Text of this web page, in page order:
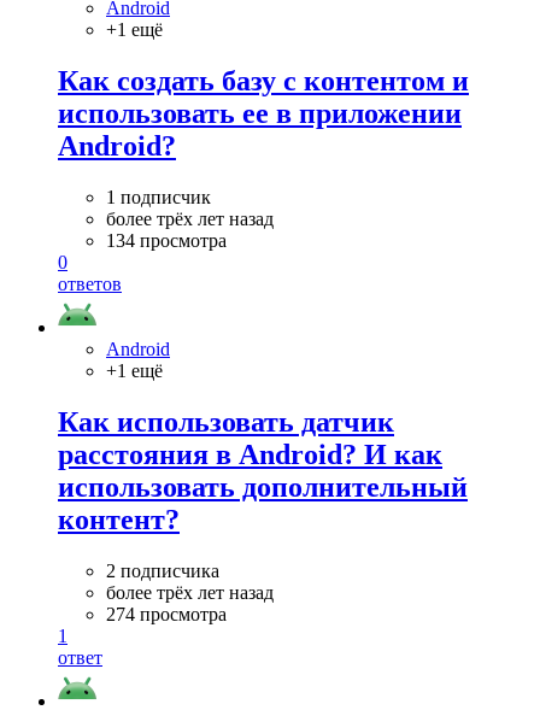
Android
+1 ещё
Как создать базу с контентом и
использовать ее в приложении
Android?
1 подписчик
более трёх лет назад
134 просмотра
0
ответов
Android
+1 ещё
Как использовать датчик
расстояния в Android? И как
использовать дополнительный
контент?
2 подписчика
более трёх лет назад
274 просмотра
1
ответ